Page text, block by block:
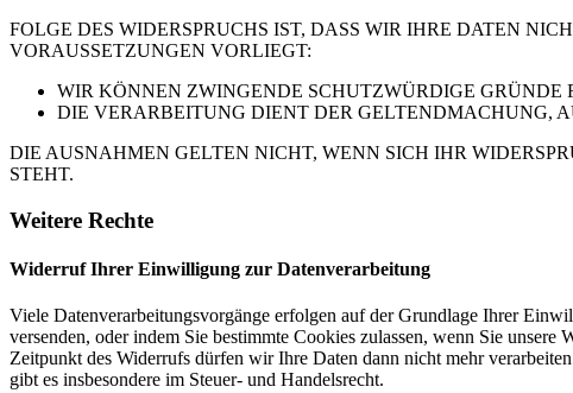
FOLGE DES WIDERSPRUCHS IST, DASS WIR IHRE DATEN
VORAUSSETZUNGEN VORLIEGT:
WIR KÖNNEN ZWINGENDE SCHUTZWÜRDIGE
DIE VERARBEITUNG DIENT DER GELTENDMACHUNG,
DIE AUSNAHMEN GELTEN NICHT, WENN SICH IHR
STEHT.
Weitere Rechte
Widerruf Ihrer Einwilligung zur Datenverarbeitung
Viele Datenverarbeitungsvorgänge erfolgen auf der Grundlage Ihrer
versenden, oder indem Sie bestimmte Cookies zulassen, wenn Sie
Zeitpunkt des Widerrufs dürfen wir Ihre Daten dann nicht mehr
gibt es insbesondere im Steuer- und Handelsrecht.